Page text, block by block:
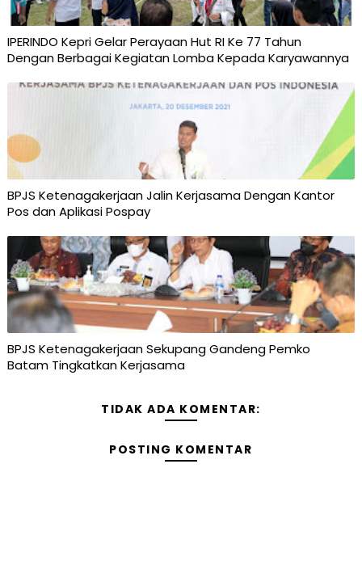
IPERINDO Kepri Gelar Perayaan Hut RI Ke 77 Tahun
Dengan Berbagai Kegiatan Lomba Kepada Karyawannya
BPJS Ketenagakerjaan Jalin Kerjasama Dengan Kantor
Pos dan Aplikasi Pospay
BPJS Ketenagakerjaan Sekupang Gandeng Pemko
Batam Tingkatkan Kerjasama
TIDAK ADA KOMENTAR:
POSTING KOMENTAR